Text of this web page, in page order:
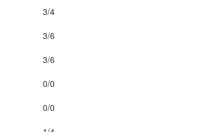
3/4
3/6
3/6
0/0
0/0